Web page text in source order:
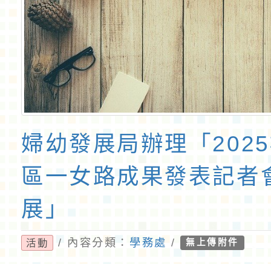
婦幼發展局辦理「
區一女路成果發表記者
展」
活動 / 內容分類： 學務處 / 無上傳附件